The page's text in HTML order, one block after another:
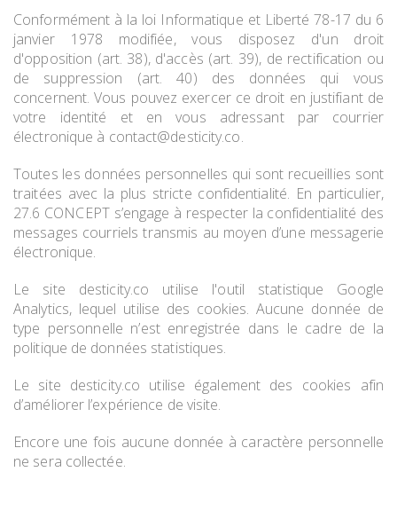
Conformément à la loi Informatique et Liberté 78-17 du 6
janvier 1978 modifiée, vous disposez d'un droit
d'opposition (art. 38), d'accès (art. 39), de rectification ou
de suppression (art. 40) des données qui vous
concernent. Vous pouvez exercer ce droit en justifiant de
votre identité et en vous adressant par courrier
électronique à contact@desticity.co.
Toutes les données personnelles qui sont recueillies sont
traitées avec la plus stricte confidentialité. En particulier,
27.6 CONCEPT s’engage à respecter la confidentialité des
messages courriels transmis au moyen d’une messagerie
électronique.
Le site desticity.co utilise l'outil statistique Google
Analytics, lequel utilise des cookies. Aucune donnée de
type personnelle n’est enregistrée dans le cadre de la
politique de données statistiques.
Le site desticity.co utilise également des cookies afin
d’améliorer l’expérience de visite.
Encore une fois aucune donnée à caractère personnelle
ne sera collectée.